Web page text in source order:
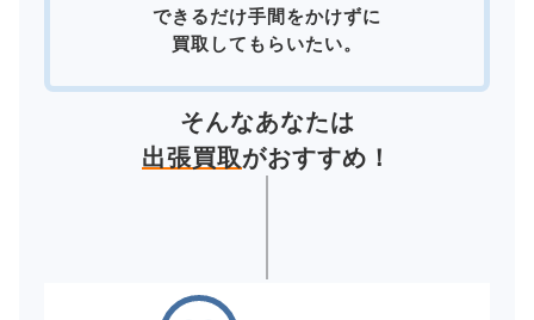
できるだけ手間をかけずに
買取してもらいたい。
そんなあなたは
出張買取がおすすめ！